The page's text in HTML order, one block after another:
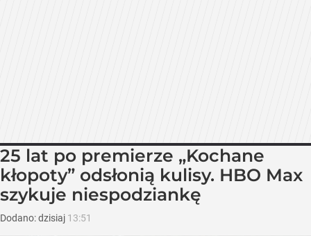
25 lat po premierze „Kochane
kłopoty” odsłonią kulisy. HBO Max
szykuje niespodziankę
Dodano:dzisiaj 13:51